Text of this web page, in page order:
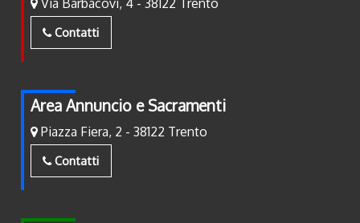
Contatti
Area Annuncio e Sacramenti
Piazza Fiera, 2 - 38122 Trento
Contatti